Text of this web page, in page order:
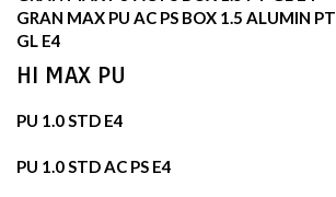
GRAN MAX PU AC PS BOX 1.5 ALUMIN PT
GL E4
HI MAX PU
PU 1.0 STD E4
PU 1.0 STD AC PS E4